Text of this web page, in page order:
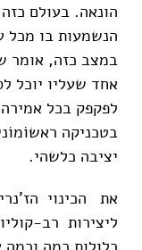
הונאה. בעולם
במצב כזה, אומר
אחד שעליו יוכל
לפקפק בכל
בטכניקה
יציבה כלשהי.
את הכינוי
ליצירות רב-